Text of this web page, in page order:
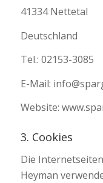
41334 Nettetal
Deutschland
Tel.: 02153-3085
E-Mail:
Website:
3. Cookies
Die
Heyman